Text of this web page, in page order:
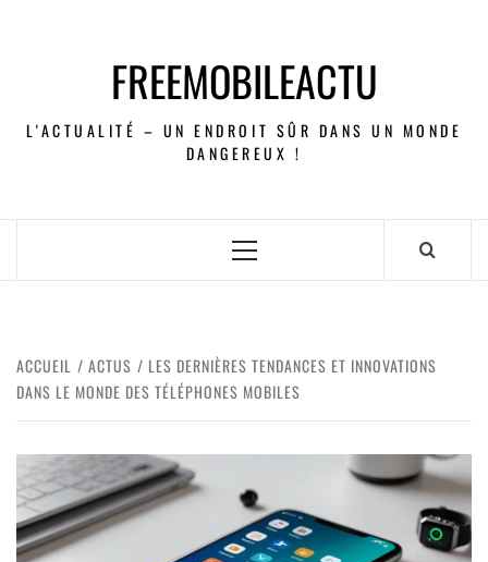
FREEMOBILEACTU
L'ACTUALITÉ – UN ENDROIT SÛR DANS UN MONDE
DANGEREUX !
ACCUEIL ACTUS
LES DERNIÈRES TENDANCES ET INNOVATIONS
DANS LE MONDE DES TÉLÉPHONES MOBILES